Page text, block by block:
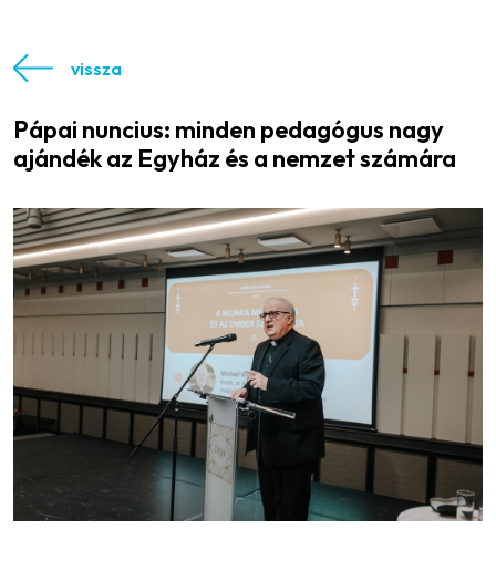
vissza
Pápai nuncius: minden pedagógus nagy
ajándék az Egyház és a nemzet számára